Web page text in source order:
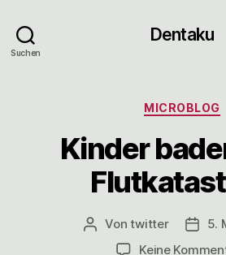
Suchen
Dentaku
MICROBLOG
Kinder
Beitragsautor
Vontwitter
5.
Keine